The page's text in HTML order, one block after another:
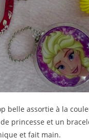
belle assortie à la
princesse et un
et fait main.